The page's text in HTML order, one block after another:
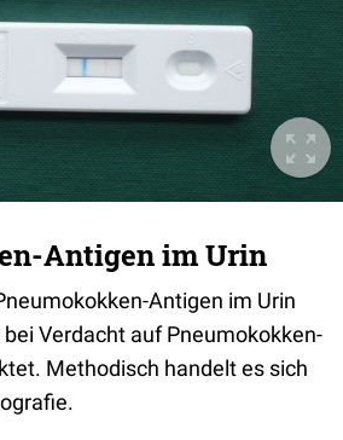
Antigen im Urin
Antigen im Urin
Verdacht auf Pneumokokken-
Methodisch handelt es sich